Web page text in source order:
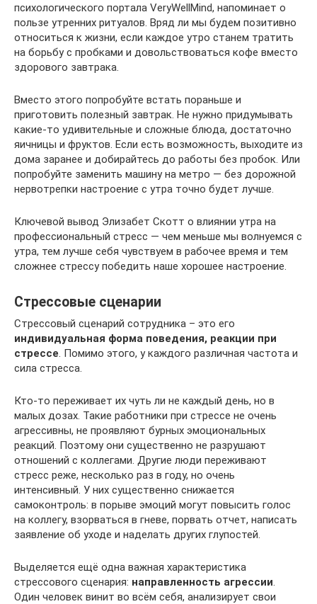
психологического портала VeryWellMind, напоминает о
пользе утренних ритуалов. Вряд ли мы будем позитивно
относиться к жизни, если каждое утро станем тратить
на борьбу с пробками и довольствоваться кофе вместо
здорового завтрака.
Вместо этого попробуйте встать пораньше и
приготовить полезный завтрак. Не нужно придумывать
какие-то удивительные и сложные блюда, достаточно
яичницы и фруктов. Если есть возможность, выходите из
дома заранее и добирайтесь до работы без пробок. Или
попробуйте заменить машину на метро — без дорожной
нервотрепки настроение с утра точно будет лучше.
Ключевой вывод Элизабет Скотт о влиянии утра на
профессиональный стресс — чем меньше мы волнуемся с
утра, тем лучше себя чувствуем в рабочее время и тем
сложнее стрессу победить наше хорошее настроение.
Стрессовые сценарии
Стрессовый сценарий сотрудника – это его
индивидуальная форма поведения, реакции при
стрессе. Помимо этого, у каждого различная частота и
сила стресса.
Кто-то переживает их чуть ли не каждый день, но в
малых дозах. Такие работники при стрессе не очень
агрессивны, не проявляют бурных эмоциональных
реакций. Поэтому они существенно не разрушают
отношений с коллегами. Другие люди переживают
стресс реже, несколько раз в году, но очень
интенсивный. У них существенно снижается
самоконтроль: в порыве эмоций могут повысить голос
на коллегу, взорваться в гневе, порвать отчет, написать
заявление об уходе и наделать других глупостей.
Выделяется ещё одна важная характеристика
стрессового сценария: направленность агрессии.
Один человек винит во всём себя, анализирует свои